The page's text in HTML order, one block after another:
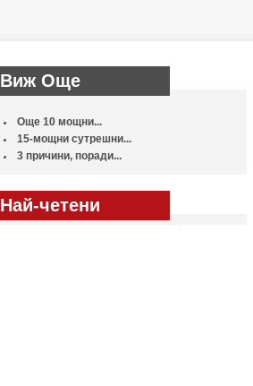
Виж Още
Още 10 мощни...
15-мощни сутрешни...
3 причини, поради...
Най-четени